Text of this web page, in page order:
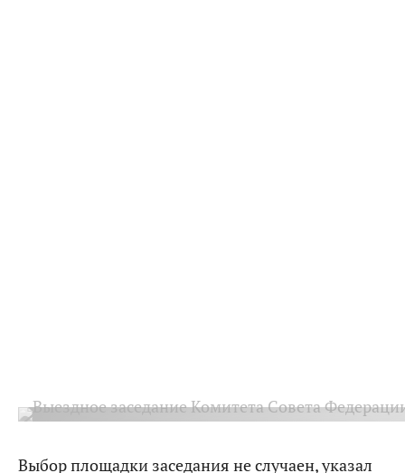
Выбор площадки заседания не случаен, указал